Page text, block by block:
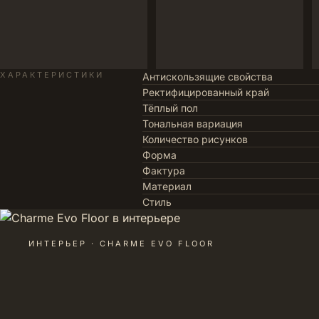
ХАРАКТЕРИСТИКИ
Антискользящие свойства
Ректифицированный край
Тёплый пол
Тональная вариация
Количество рисунков
Форма
Фактура
Материал
Стиль
ИНТЕРЬЕР · CHARME EVO FLOOR